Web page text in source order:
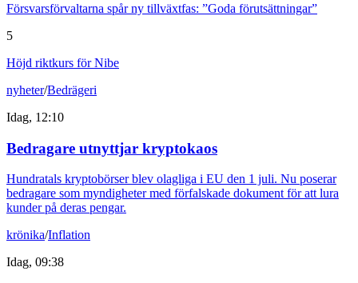
Försvarsförvaltarna spår ny tillväxtfas: ”Goda förutsättningar”
5
Höjd riktkurs för Nibe
nyheter/Bedrägeri
Idag, 12:10
Bedragare utnyttjar kryptokaos
Hundratals kryptobörser blev olagliga i EU den 1 juli. Nu poserar
bedragare som myndigheter med förfalskade dokument för att lura
kunder på deras pengar.
krönika/Inflation
Idag, 09:38